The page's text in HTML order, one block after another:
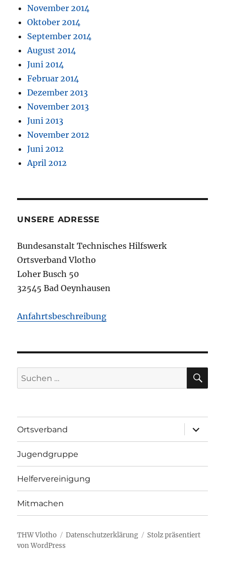
November 2014
Oktober 2014
September 2014
August 2014
Juni 2014
Februar 2014
Dezember 2013
November 2013
Juni 2013
November 2012
Juni 2012
April 2012
UNSERE ADRESSE
Bundesanstalt Technisches Hilfswerk
Ortsverband Vlotho
Loher Busch 50
32545 Bad Oeynhausen
Anfahrtsbeschreibung
Suchen
nach:
Ortsverband
öffnen
Jugendgruppe
Helfervereinigung
Mitmachen
THW Vlotho Datenschutzerklärung
Stolz präsentiert
von WordPress